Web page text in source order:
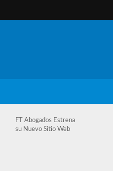
FT Abogados Estrena
su Nuevo Sitio Web